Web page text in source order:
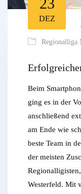
DEZ
Regionalliga
Beim
ging es in der
anschließend
am Ende wie
beste Team in
der meisten
Westerfeld. Mit